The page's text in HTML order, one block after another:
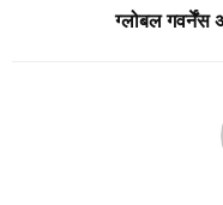
ग्लोबल गवर्नेंस